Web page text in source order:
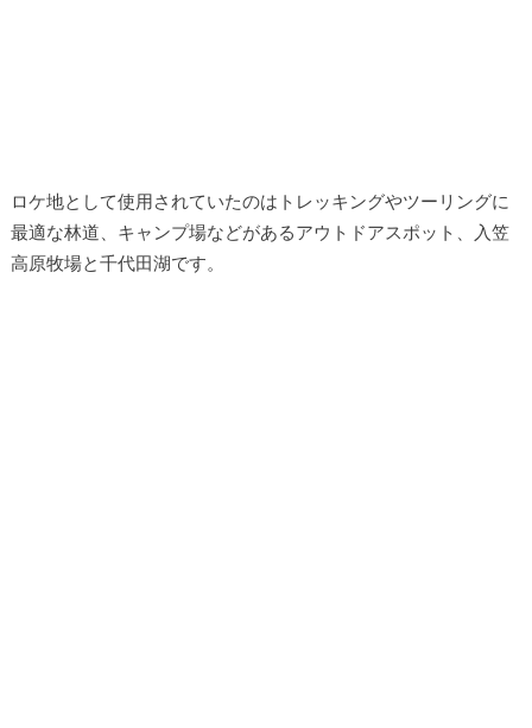
ロケ地として使用されていたのはトレッキングやツーリングに
最適な林道、キャンプ場などがあるアウトドアスポット、入笠
高原牧場と千代田湖です。